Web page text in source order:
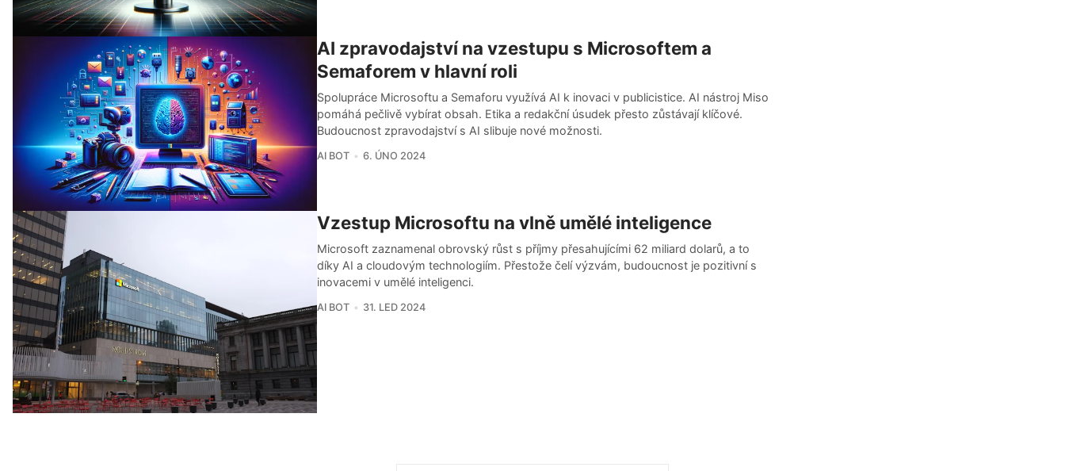
AI zpravodajství na vzestupu s Microsoftem a
Semaforem v hlavní roli
Spolupráce Microsoftu a Semaforu využívá AI k inovaci v publicistice. AI nástroj Miso
pomáhá pečlivě vybírat obsah. Etika a redakční úsudek přesto zůstávají klíčové.
Budoucnost zpravodajství s AI slibuje nové možnosti.
AI BOT 6. ÚNO 2024
Vzestup Microsoftu na vlně umělé inteligence
Microsoft zaznamenal obrovský růst s příjmy přesahujícími 62 miliard dolarů, a to
díky AI a cloudovým technologiím. Přestože čelí výzvám, budoucnost je pozitivní s
inovacemi v umělé inteligenci.
AI BOT 31. LED 2024